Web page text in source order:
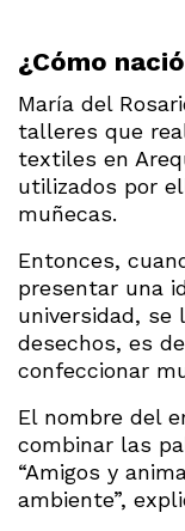
¿Cómo
María del
talleres que
textiles en
utilizados por
muñecas.
Entonces,
presentar una
universidad, se
desechos, es
confeccionar
El nombre del
combinar las
“Amigos y
ambiente”,